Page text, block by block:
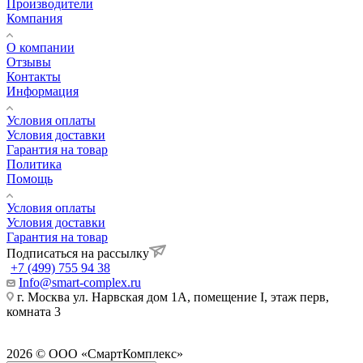
Производители
Компания
О компании
Отзывы
Контакты
Информация
Условия оплаты
Условия доставки
Гарантия на товар
Политика
Помощь
Условия оплаты
Условия доставки
Гарантия на товар
Подписаться на рассылку
+7 (499) 755 94 38
Info@smart-complex.ru
г. Москва ул. Нарвская дом 1А, помещение I, этаж перв,
комната 3
2026 © ООО «СмартКомплекс»